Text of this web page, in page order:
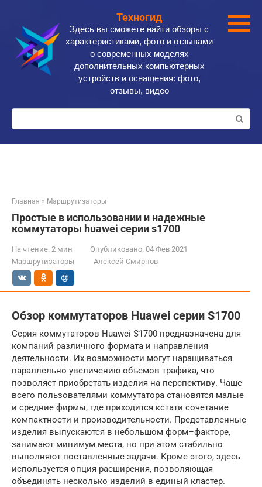
контенту
Техногид
Здесь вы сможете найти обзоры с
характеристиками, фото и отзывами
о современных моделях
дополнительных компьютерных
устройств и оснащения: фото,
отзывы, видео
Поиск:
Главная » Маршрутизаторы
Простые в использовании и надежные
коммутаторы huawei серии s1700
На чтение: 2 мин Опубликовано: 04 Фев 2021
Маршрутизаторы
Алексей Смирнов
Обзор коммутаторов Huawei серии S1700
Серия коммутаторов Huawei S1700 предназначена для
компаний различного формата и направления
деятельности. Их возможности могут наращиваться
параллельно увеличению объемов трафика, что
позволяет приобретать изделия на перспективу. Чаще
всего пользователями коммутатора становятся малые
и средние фирмы, где приходится кстати сочетание
компактности и производительности. Представленные
изделия выпускаются в небольшом форм–факторе,
занимают минимум места, но при этом стабильно
выполняют поставленные задачи. Кроме этого, здесь
используется опция расширения, позволяющая
объединять несколько изделий в единый кластер.